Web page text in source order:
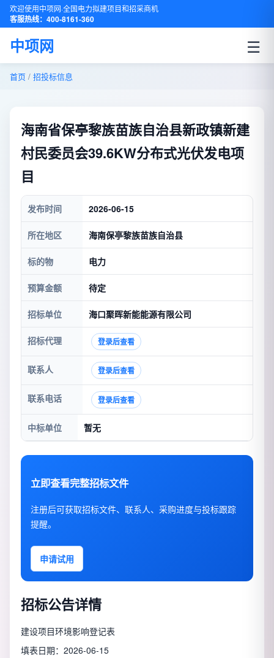
欢迎使用中项网·全国电力拟建项目和招采商机
客服热线：400-8161-360
中项网 ☰
首页 / 招投标信息
海南省保亭黎族苗族自治县新政镇新建
村民委员会39.6KW分布式光伏发电项
目
发布时间 2026-06-15
所在地区 海南保亭黎族苗族自治县
标的物 电力
预算金额 待定
招标单位 海口聚晖新能能源有限公司
招标代理 登录后查看
联系人 登录后查看
联系电话 登录后查看
中标单位 暂无
立即查看完整招标文件
注册后可获取招标文件、联系人、采购进度与投标跟踪
提醒。
申请试用
招标公告详情
建设项目环境影响登记表
填表日期：2026-06-15